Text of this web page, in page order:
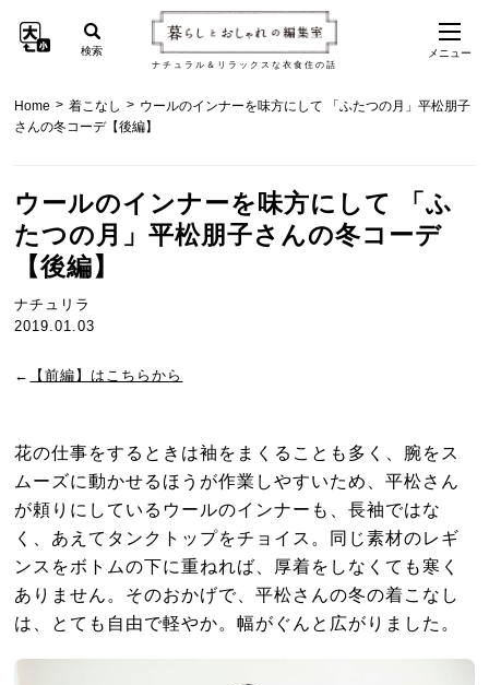
ナチュラル＆リラックスな衣食住の話
検索 メニュー
Home > 着こなし > ウールのインナーを味方にして 「ふたつの月」平松朋子
さんの冬コーデ【後編】
ウールのインナーを味方にして 「ふ
たつの月」平松朋子さんの冬コーデ
【後編】
ナチュリラ
2019.01.03
← 【前編】はこちらから
花の仕事をするときは袖をまくることも多く、腕をス
ムーズに動かせるほうが作業しやすいため、平松さん
が頼りにしているウールのインナーも、長袖ではな
く、あえてタンクトップをチョイス。同じ素材のレギ
ンスをボトムの下に重ねれば、厚着をしなくても寒く
ありません。そのおかげで、平松さんの冬の着こなし
は、とても自由で軽やか。幅がぐんと広がりました。